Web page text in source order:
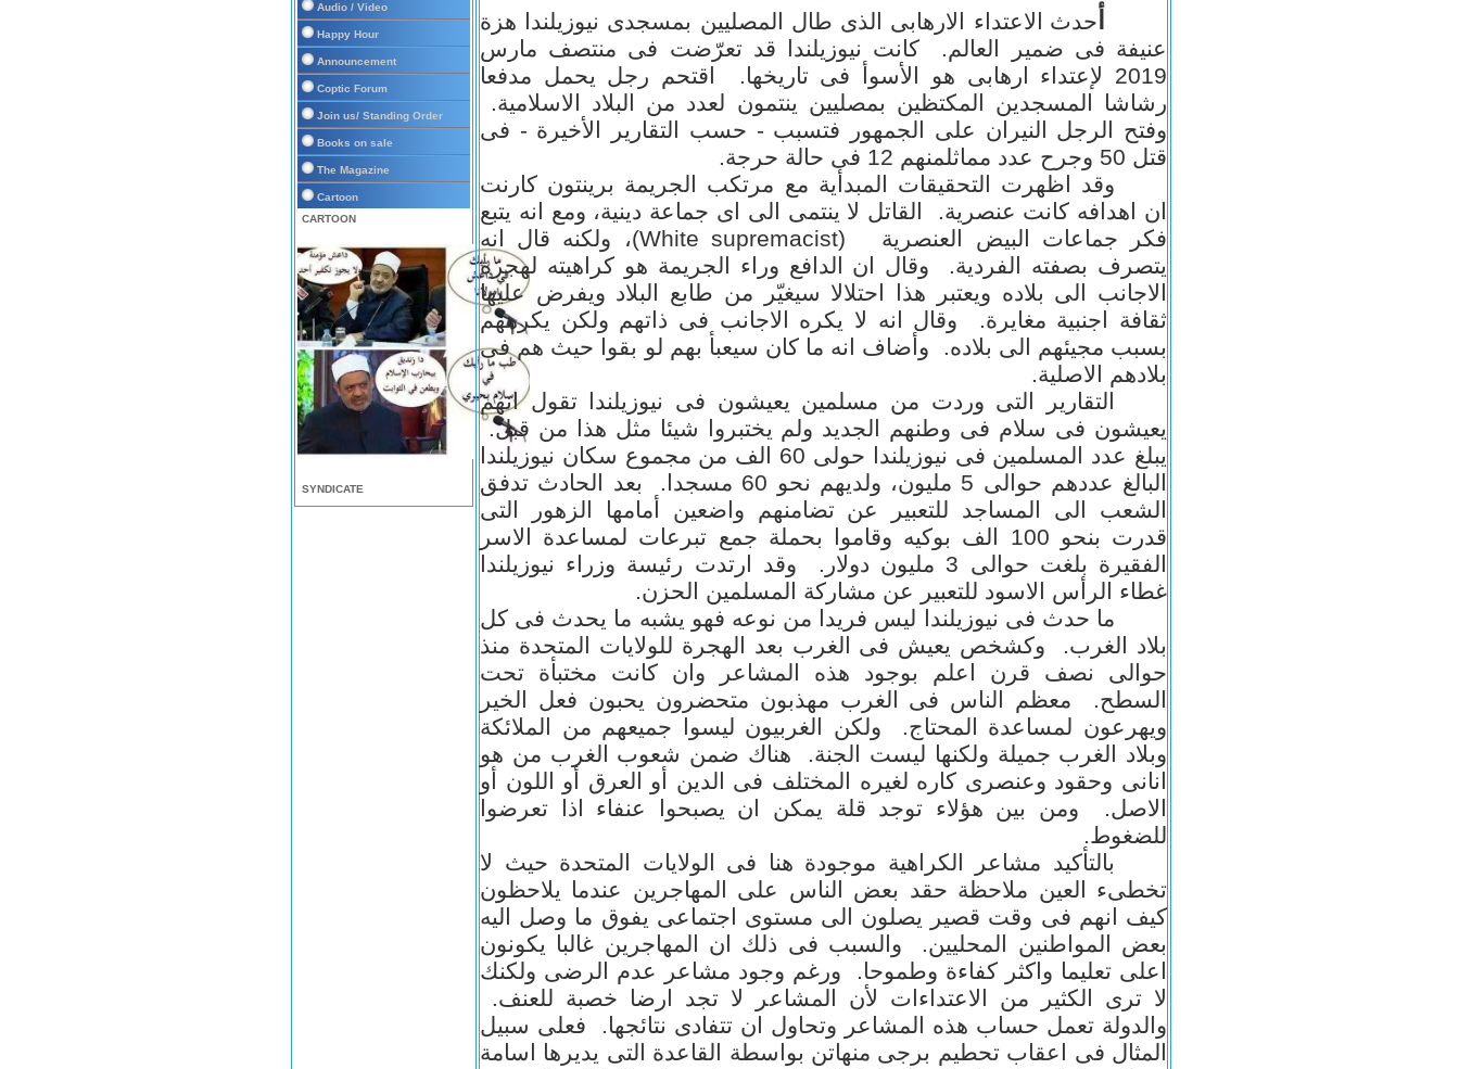
Audio / Video
Happy Hour
Announcement
Coptic Forum
Join us/ Standing Order
Books on sale
The Magazine
Cartoon
CARTOON
SYNDICATE
حدث الاعتداء الارهابى الذى طال المصليين بمسجدى نيوزيلندا هزة
عنيفة فى ضمير العالم. كانت نيوزيلندا قد تعرّضت فى منتصف مارس
2019 لإعتداء ارهابى هو الأسوأ فى تاريخها. اقتحم رجل يحمل مدفعا
رشاشا المسجدين المكتظين بمصليين ينتمون لعدد من البلاد الاسلامية.
وفتح الرجل النيران على الجمهور فتسبب - حسب التقارير الأخيرة - فى
قتل 50 وجرح عدد مماثل
منهم 12 فى حالة حرجة.
وقد اظهرت التحقيقات المبدأية مع مرتكب الجريمة برينتون كارنت
ان اهدافه كانت عنصرية. القاتل لا ينتمى الى اى جماعة دينية، ومع انه يتبع
فكر جماعات البيض العنصرية
(White supremacist)، ولكنه قال انه
يتصرف بصفته الفردية. وقال ان الدافع وراء الجريمة هو كراهيته لهجرة
الاجانب الى بلاده ويعتبر هذا احتلالا سيغيّر من طابع البلاد ويفرض عليها
ثقافة اجنبية مغايرة. وقال انه لا يكره الاجانب فى ذاتهم ولكن يكرههم
بسبب مجيئهم الى بلاده. وأضاف انه ما كان سيعبأ بهم لو بقوا حيث هم فى
بلادهم الاصلية.
التقارير التى وردت من مسلمين يعيشون فى نيوزيلندا تقول انهم
يعيشون فى سلام فى وطنهم الجديد ولم يختبروا شيئا مثل هذا من قبل.
يبلغ عدد المسلمين فى نيوزيلندا حولى 60 الف من مجموع سكان نيوزيلندا
البالغ عددهم حوالى 5 مليون، ولديهم نحو 60 مسجدا. بعد الحادث تدفق
الشعب الى المساجد للتعبير عن تضامنهم واضعين أمامها الزهور التى
قدرت بنحو 100 الف بوكيه وقاموا بحملة جمع تبرعات لمساعدة الاسر
الفقيرة بلغت حوالى 3 مليون دولار. وقد ارتدت رئيسة وزراء نيوزيلندا
غطاء الرأس الاسود للتعبير عن مشاركة المسلمين الحزن.
ما حدث فى نيوزيلندا ليس فريدا من نوعه فهو يشبه ما يحدث فى كل
بلاد الغرب. وكشخص يعيش فى الغرب بعد الهجرة للولايات المتحدة منذ
حوالى نصف قرن اعلم بوجود هذه المشاعر وان كانت مختبأة تحت
السطح. معظم الناس فى الغرب مهذبون متحضرون يحبون فعل الخير
ويهرعون لمساعدة المحتاج. ولكن الغربيون ليسوا جميعهم من الملائكة
وبلاد الغرب جميلة ولكنها ليست الجنة. هناك ضمن شعوب الغرب من هو
انانى وحقود وعنصرى كاره لغيره المختلف فى الدين أو العرق أو اللون أو
الاصل. ومن بين هؤلاء توجد قلة يمكن ان يصبحوا عنفاء اذا تعرضوا
للضغوط.
بالتأكيد مشاعر الكراهية موجودة هنا فى الولايات المتحدة حيث لا
تخطىء العين ملاحظة حقد بعض الناس على المهاجرين عندما يلاحظون
كيف انهم فى وقت قصير يصلون الى مستوى اجتماعى يفوق ما وصل اليه
بعض المواطنين المحليين. والسبب فى ذلك ان المهاجرين غالبا يكونون
اعلى تعليما واكثر كفاءة وطموحا. ورغم وجود مشاعر عدم الرضى ولكنك
لا ترى الكثير من الاعتداءات لأن المشاعر لا تجد ارضا خصبة للعنف.
والدولة تعمل حساب هذه المشاعر وتحاول ان تتفادى نتائجها. فعلى سبيل
المثال فى اعقاب تحطيم برجى منهاتن بواسطة القاعدة التى يديرها اسامة